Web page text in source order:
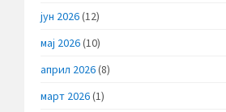
јун 2026(12)
мај 2026(10)
април 2026(8)
март 2026(1)